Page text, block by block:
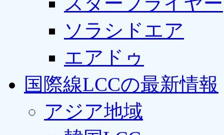
ソラシドエア
エアドゥ
国際線LCCの最新情報
アジア地域